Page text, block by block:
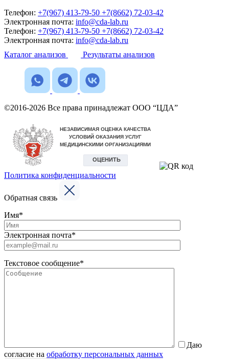
Телефон: +7(967) 413-79-50 +7(8662) 72-03-42
Электронная почта: info@cda-lab.ru
Телефон: +7(967) 413-79-50 +7(8662) 72-03-42
Электронная почта: info@cda-lab.ru
Каталог анализов
Результаты анализов
©2016-2026 Все права принадлежат ООО “ЦДА”
Политика конфиденциальности
Обратная связь
Имя*
Электронная почта*
Текстовое сообщение*
Даю
согласие на обработку персональных данных